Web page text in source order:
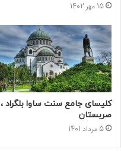
15 مهر 1402
کلیسای جامع سنت ساوا بلگراد ،
صربستان
5 مرداد 1401